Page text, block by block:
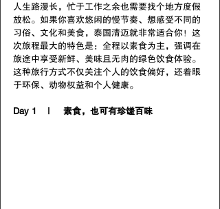
人生路漫长，忙于工作之余也需要找个地方度假
放松。如果你喜欢悠闲的慢节奏、想感受不同的
习俗、文化和美食，泰国清迈就非常适合你！这
次旅程最大的特色是：全程以素食为主，强调在
旅途中享受新鲜、美味且无肉的绿色饮食体验。
这种旅行方式不仅关注个人的饮食偏好，还着眼
于环保、动物权益和个人健康。
Day 1    |     素食，也可有珍馐百味